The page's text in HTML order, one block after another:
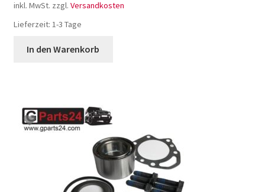
inkl. MwSt. zzgl. Versandkosten
Lieferzeit: 1-3 Tage
In den Warenkorb